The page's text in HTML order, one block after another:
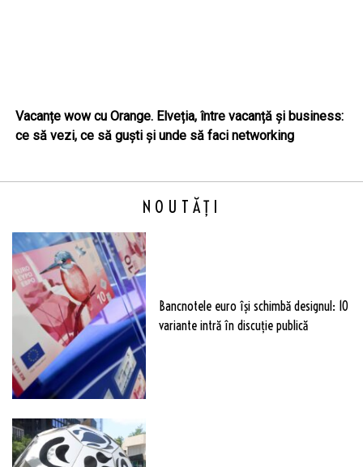
Vacanțe wow cu Orange. Elveția, între vacanță și business:
ce să vezi, ce să guști și unde să faci networking
NOUTĂȚI
Bancnotele euro își schimbă designul: 10
variante intră în discuție publică